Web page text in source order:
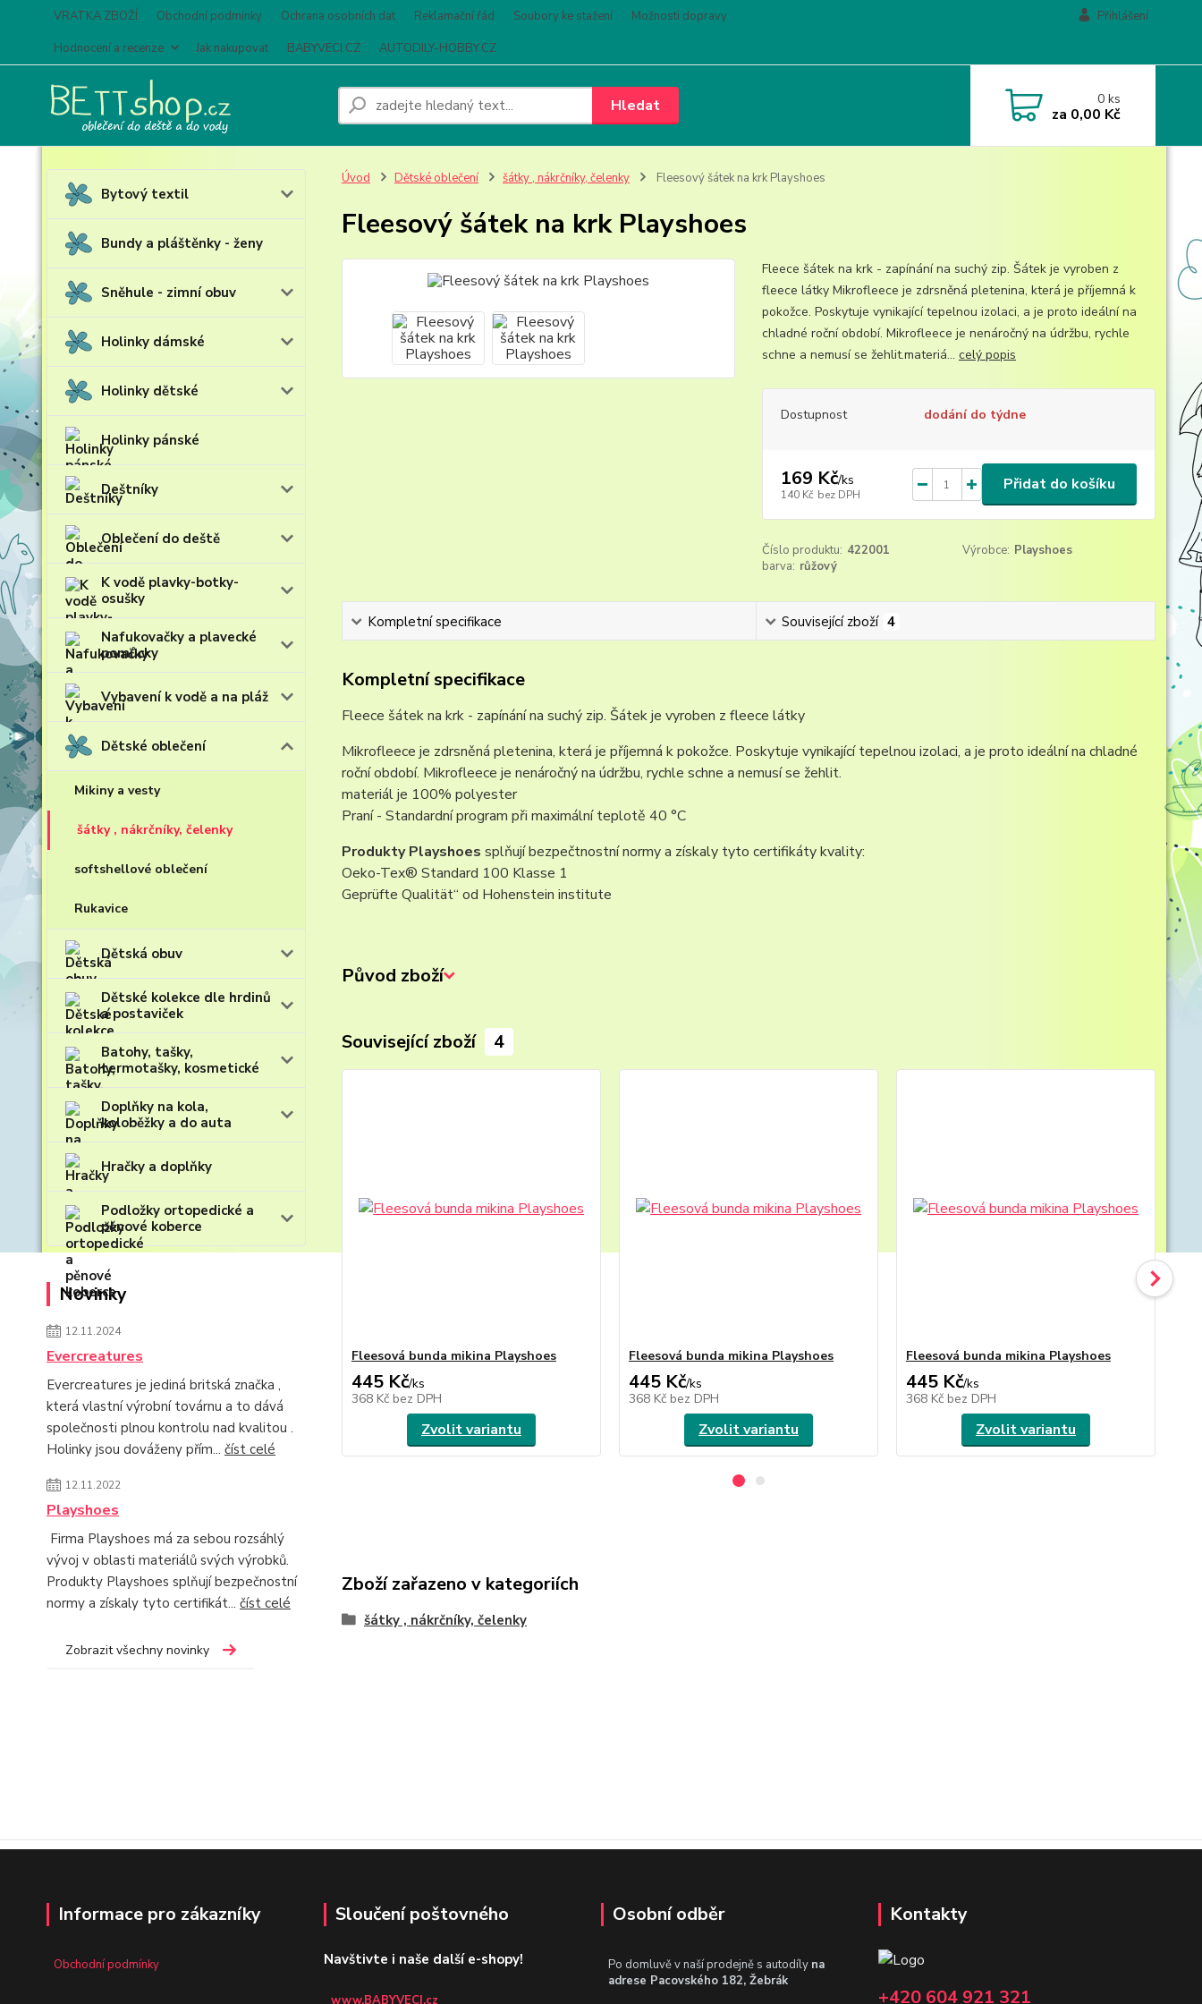
VRATKA ZBOŽÍ Obchodní podmínky Ochrana osobních dat Reklamační řád Soubory ke stažení
Možnosti dopravy
Hodnocení a recenze
Jak nakupovat BABYVECI.CZ AUTODILY-HOBBY.CZ
Přihlášení
Hledat 0ks
za 0,00 Kč
Bytový textil
Bundy a pláštěnky - ženy
Sněhule - zimní obuv
Holinky dámské
Holinky dětské
Holinky pánské
Deštníky
Oblečení do deště
K vodě plavky-botky-
osušky
Nafukovačky a plavecké
pomůcky
Vybavení k vodě a na pláž
Dětské oblečení
Mikiny a vesty
šátky , nákrčníky, čelenky
softshellové oblečení
Rukavice
Dětská obuv
Dětské kolekce dle hrdinů
a postaviček
Batohy, tašky,
termotašky, kosmetické
Doplňky na kola,
koloběžky a do auta
Hračky a doplňky
Podložky ortopedické a
pěnové koberce
Novinky
12.11.2024
Evercreatures
Evercreatures je jediná britská značka ,
která vlastní výrobní továrnu a to dává
společnosti plnou kontrolu nad kvalitou .
Holinky jsou dováženy přím... číst celé
12.11.2022
Playshoes
Firma Playshoes má za sebou rozsáhlý
vývoj v oblasti materiálů svých výrobků.
Produkty Playshoes splňují bezpečnostní
normy a získaly tyto certifikát... číst celé
Zobrazit všechny novinky
Úvod Dětské oblečení šátky , nákrčníky, čelenky Fleesový šátek na krk Playshoes
Fleesový šátek na krk Playshoes
Fleece šátek na krk - zapínání na suchý zip. Šátek je vyroben z
fleece látky Mikrofleece je zdrsněná pletenina, která je příjemná k
pokožce. Poskytuje vynikající tepelnou izolaci, a je proto ideální na
chladné roční období. Mikrofleece je nenáročný na údržbu, rychle
schne a nemusí se žehlit.materiá... celý popis
Dostupnost dodání do týdne
169 Kč/ks
140 Kč bez DPH
Přidat do košíku
Číslo produktu: 422001 Výrobce: Playshoes
barva: růžový
Kompletní specifikace Související zboží 4
Kompletní specifikace
Fleece šátek na krk - zapínání na suchý zip. Šátek je vyroben z fleece látky
Mikrofleece je zdrsněná pletenina, která je příjemná k pokožce. Poskytuje vynikající tepelnou izolaci, a je proto ideální na chladné
roční období. Mikrofleece je nenáročný na údržbu, rychle schne a nemusí se žehlit.
materiál je 100% polyester
Praní - Standardní program při maximální teplotě 40 °C
Produkty Playshoes splňují bezpečtnostní normy a získaly tyto certifikáty kvality:
Oeko-Tex® Standard 100 Klasse 1
Geprüfte Qualität“ od Hohenstein institute
Původ zboží
Související zboží 4
Fleesová bunda mikina Playshoes
445 Kč/ks
368 Kč bez DPH
Zvolit variantu
Fleesová bunda mikina Playshoes
445 Kč/ks
368 Kč bez DPH
Zvolit variantu
Fleesová bunda mikina Playshoes
445 Kč/ks
368 Kč bez DPH
Zvolit variantu
Zboží zařazeno v kategoriích
šátky , nákrčníky, čelenky
Informace pro zákazníky
Obchodní podmínky
Sloučení poštovného
Navštivte i naše další e-shopy!
www.BABYVECI.cz
Osobní odběr
Po domluvě v naší prodejně s autodíly na
adrese Pacovského 182, Žebrák
Kontakty
+420 604 921 321